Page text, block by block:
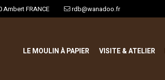
LE MOULIN À PAPIER VISITE & ATELIER
Ambert FRANCE rdb@wanadoo.fr